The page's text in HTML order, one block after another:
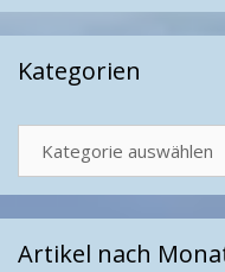
Kategorien
Artikel nach